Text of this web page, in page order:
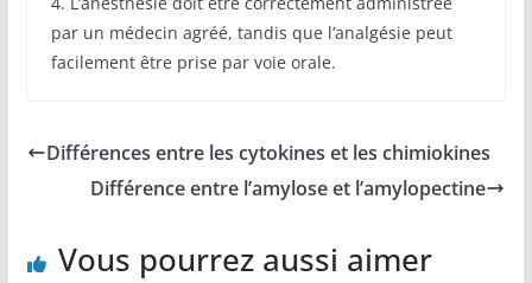
par un médecin agréé, tandis que l’analgésie peut
facilement être prise par voie orale.
Différences entre les cytokines et les chimiokines
Différence entre l’amylose et l’amylopectine
Vous pourrez aussi aimer